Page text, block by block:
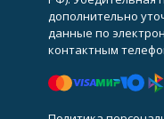
дополнительно
данные по
контактным